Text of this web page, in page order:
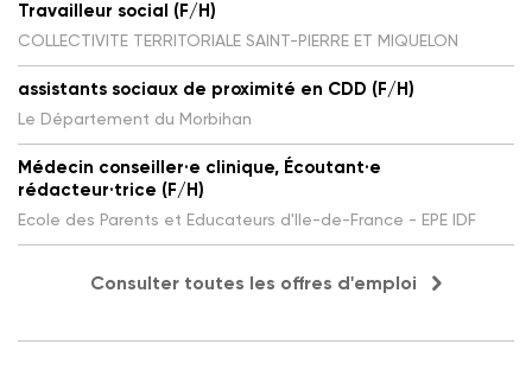
Travailleur social (F/H)
COLLECTIVITE TERRITORIALE SAINT-PIERRE ET MIQUELON
assistants sociaux de proximité en CDD (F/H)
Le Département du Morbihan
Médecin conseiller·e clinique, Écoutant·e
rédacteur·trice (F/H)
Ecole des Parents et Educateurs d'Ile-de-France - EPE IDF
Consulter toutes les offres d'emploi